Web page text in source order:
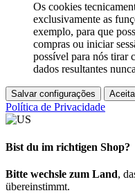
Os cookies
exclusivamente as
exemplo, para que
compras ou iniciar
possível para nós tirar
dados resultantes
Salvar configurações
Política de Privacidade
Bist du im richtigen Shop?
Bitte wechsle zum Land,
übereinstimmt.